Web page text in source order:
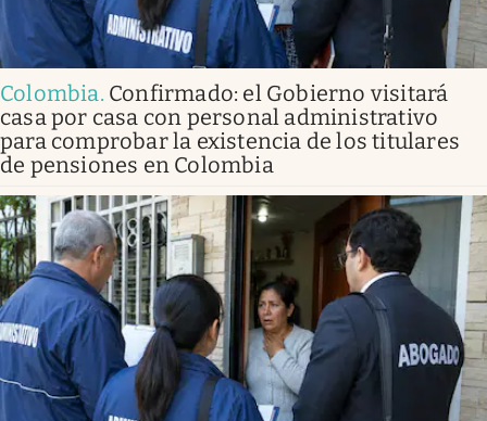
Colombia. Confirmado: el Gobierno visitará
casa por casa con personal administrativo
para comprobar la existencia de los titulares
de pensiones en Colombia